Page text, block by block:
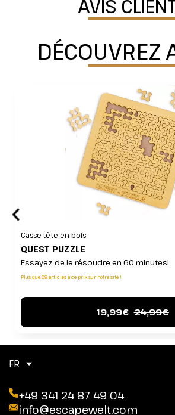
AVIS
DÉCOUVREZ
Casse-tête en bois
QUEST PUZZLE
Essayez de le résoudre en 60 minutes!
Plus que 89 articles à ce prix sur notre site !
19,99€ 24,99€
FR
+49 341 24 87 49 04
info@escapewelt.com